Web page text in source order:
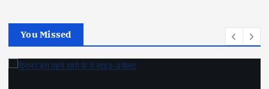
You Missed